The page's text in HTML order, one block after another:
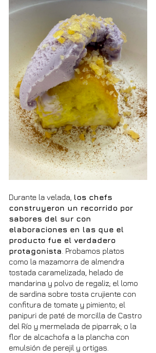
Durante la velada, los chefs
construyeron un recorrido por
sabores del sur con
elaboraciones en las que el
producto fue el verdadero
protagonista . Probamos platos
como la mazamorra de almendra
tostada caramelizada, helado de
mandarina y polvo de regaliz; el lomo
de sardina sobre tosta crujiente con
confitura de tomate y pimiento; el
panipuri de paté de morcilla de Castro
del Río y mermelada de piparrak; o la
flor de alcachofa a la plancha con
emulsión de perejil y ortigas.